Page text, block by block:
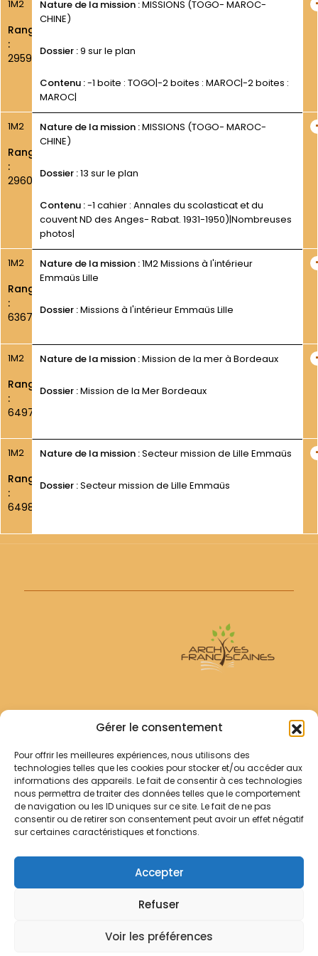
Gérer le consentement
Pour offrir les meilleures expériences, nous utilisons des
technologies telles que les cookies pour stocker et/ou accéder aux
informations des appareils. Le fait de consentir à ces technologies
nous permettra de traiter des données telles que le comportement
de navigation ou les ID uniques sur ce site. Le fait de ne pas
consentir ou de retirer son consentement peut avoir un effet négatif
sur certaines caractéristiques et fonctions.
Accepter
Refuser
Voir les préférences
1M2
Rang
:
2959
Nature de la mission :MISSIONS (TOGO- MAROC-
CHINE)
Dossier :9 sur le plan
Contenu :-1 boite : TOGO|-2 boites : MAROC|-2 boites :
MAROC|
1M2
Rang
:
2960
Nature de la mission :MISSIONS (TOGO- MAROC-
CHINE)
Dossier :13 sur le plan
Contenu :-1 cahier : Annales du scolasticat et du
couvent ND des Anges- Rabat. 1931-1950)|Nombreuses
photos|
1M2
Rang
:
6367
Nature de la mission :1M2 Missions à l'intérieur
Emmaüs Lille
Dossier :Missions à l'intérieur Emmaüs Lille
1M2
Rang
:
6497
Nature de la mission :Mission de la mer à Bordeaux
Dossier :Mission de la Mer Bordeaux
1M2
Rang
:
6498
Nature de la mission :Secteur mission de Lille Emmaüs
Dossier :Secteur mission de Lille Emmaüs
Archives Franciscaines
RECHERCHER
Comment chercher ?
Les archives
Notre démarche
Contact